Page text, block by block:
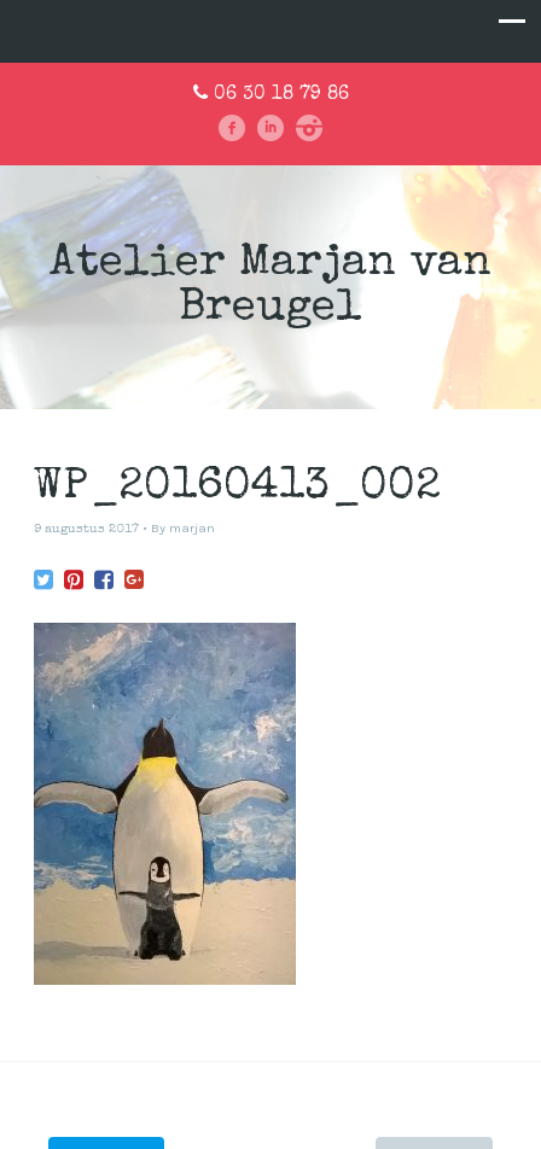
06 30 18 79 86
Atelier Marjan van
Breugel
WP_20160413_002
9 augustus 2017 By marjan